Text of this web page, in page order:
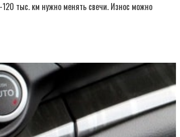
тыс. км нужно менять свечи. Износ можно